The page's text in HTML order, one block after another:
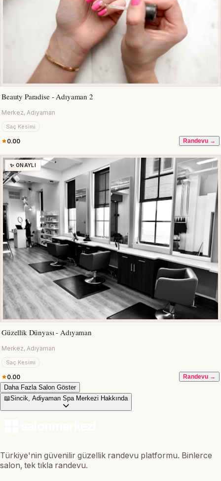
Beauty Paradise - Adıyaman 2
Merkez, Adıyaman
Saç Kesimi
0.00 Randevu →
✨ ONAYLI
Güzellik Dünyası - Adıyaman
Merkez, Adıyaman
Saç Kesimi
0.00 Randevu →
Daha Fazla Salon Göster
📖Sincik, Adiyaman Spa Merkezi Hakkında
Türkiye'nin güvenilir güzellik randevu platformu. Binlerce
salon, tek tıkla randevu.